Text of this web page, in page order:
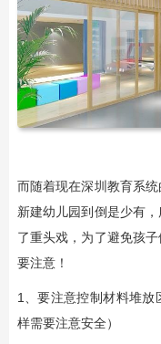
而随着现在深圳教育系
新建幼儿园到倒是少有
了重头戏，为了避免孩
要注意！
1、要注意控制材料堆放
样需要注意安全）